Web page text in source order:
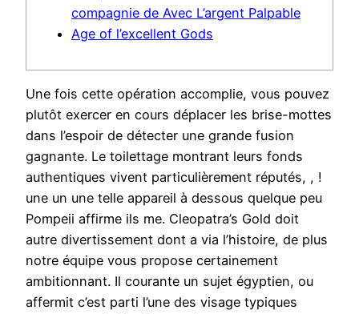
compagnie de Avec L’argent Palpable
Age of l’excellent Gods
Une fois cette opération accomplie, vous pouvez
plutôt exercer en cours déplacer les brise-mottes
dans l’espoir de détecter une grande fusion
gagnante. Le toilettage montrant leurs fonds
authentiques vivent particulièrement réputés, , !
une un une telle appareil à dessous quelque peu
Pompeii affirme ils me. Cleopatra’s Gold doit
autre divertissement dont a via l’histoire, de plus
notre équipe vous propose certainement
ambitionnant. Il courante un sujet égyptien, ou
affermit c’est parti l’une des visage typiques